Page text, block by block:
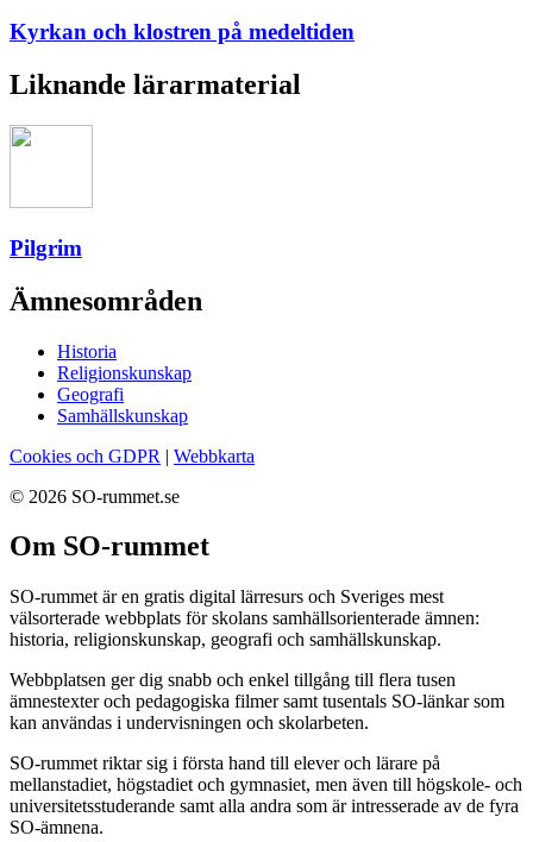
Kyrkan och klostren på medeltiden
Liknande lärarmaterial
Pilgrim
Ämnesområden
Historia
Religionskunskap
Geografi
Samhällskunskap
Cookies och GDPR | Webbkarta
© 2026 SO-rummet.se
Om SO-rummet
SO-rummet är en gratis digital lärresurs och Sveriges mest
välsorterade webbplats för skolans samhällsorienterade ämnen:
historia, religionskunskap, geografi och samhällskunskap.
Webbplatsen ger dig snabb och enkel tillgång till flera tusen
ämnestexter och pedagogiska filmer samt tusentals SO-länkar som
kan användas i undervisningen och skolarbeten.
SO-rummet riktar sig i första hand till elever och lärare på
mellanstadiet, högstadiet och gymnasiet, men även till högskole- och
universitetsstuderande samt alla andra som är intresserade av de fyra
SO-ämnena.